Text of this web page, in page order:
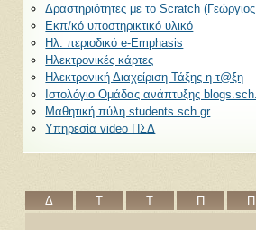
Δραστηριότητες με το Scratch
Εκπ/κό υποστηρικτικό υλικό
Ηλ. περιοδικό e-Emphasis
Ηλεκτρονικές κάρτες
Ηλεκτρονική Διαχείριση Τάξης η-τ@ξη
Ιστολόγιο Ομάδας ανάπτυξης
Μαθητική πύλη students.sch.gr
Υπηρεσία video ΠΣΔ
Δ
Τ Τ Π Π